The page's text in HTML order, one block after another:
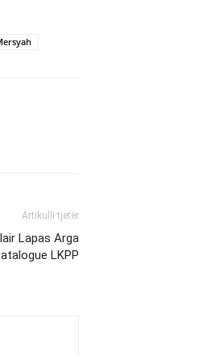
Artikulli tjetër
Lapas Arga
LKPP